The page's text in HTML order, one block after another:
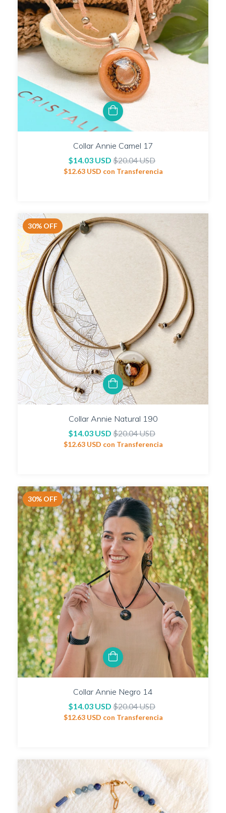
Collar Annie Camel 17
$14.03 USD $20.04 USD
$12.63 USD con Transferencia
30% OFF
Collar Annie Natural 190
$14.03 USD $20.04 USD
$12.63 USD con Transferencia
30% OFF
Collar Annie Negro 14
$14.03 USD $20.04 USD
$12.63 USD con Transferencia